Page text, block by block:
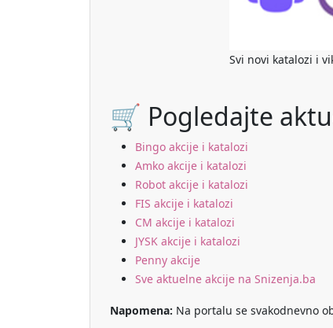
Svi novi katalozi i
🛒 Pogledajte
Bingo akcije i katalozi
Amko akcije i katalozi
Robot akcije i katalozi
FIS akcije i katalozi
CM akcije i katalozi
JYSK akcije i katalozi
Penny akcije
Sve aktuelne akcije na Snizenja.ba
Napomena: Na portalu se svakodnevno